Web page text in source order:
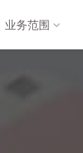
业务范围